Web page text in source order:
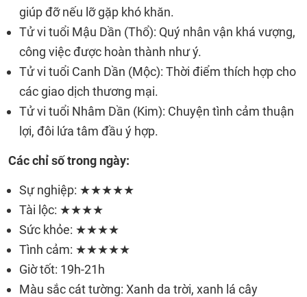
giúp đỡ nếu lỡ gặp khó khăn.
Tử vi tuổi Mậu Dần (Thổ): Quý nhân vận khá vượng,
công việc được hoàn thành như ý.
Tử vi tuổi Canh Dần (Mộc): Thời điểm thích hợp cho
các giao dịch thương mại.
Tử vi tuổi Nhâm Dần (Kim): Chuyện tình cảm thuận
lợi, đôi lứa tâm đầu ý hợp.
Các chỉ số trong ngày:
Sự nghiệp: ★★★★★
Tài lộc: ★★★★
Sức khỏe: ★★★★
Tình cảm: ★★★★★
Giờ tốt: 19h-21h
Màu sắc cát tường: Xanh da trời, xanh lá cây